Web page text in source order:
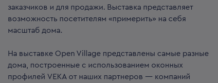
заказчиков и для продажи. Выставка представляет
возможность посетителям «примерить» на себя
масштаб дома.
На выставке Open Village представлены самые разные
дома, построенные с использованием оконных
профилей VEKA от наших партнеров — компаний